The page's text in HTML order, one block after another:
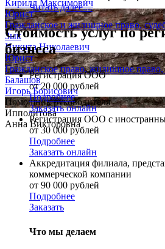
Кирилл Максимович
Юрист
Гражданское и жилищное право,
Зык
Никита Николаевич
Юрист
Гражданское право, жилищное
Балашов
Игорь Борисович
Помощник руководителя
Ипполитова
Анна Викторовна
Читать далее....
Стоимость услуг по
бизнеса
Регистрация ООО
от 20 000 рублей
Подробнее
Заказать онлайн
Регистрация ООО с
от 30 000 рублей
Подробнее
Заказать онлайн
Аккредитация филиала,
коммерческой компании
от 90 000 рублей
Подробнее
Заказать
Что мы делаем